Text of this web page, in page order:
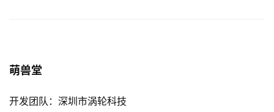
萌兽堂
开发团队：深圳市涡轮科技